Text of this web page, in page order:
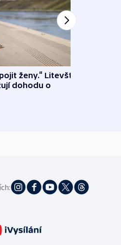
ženy.“ Litevští
dohodu o